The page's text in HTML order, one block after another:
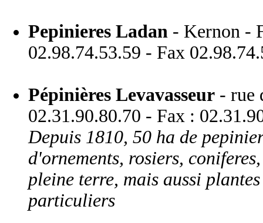
Pepinieres Ladan - Kernon -
02.98.74.53.59 - Fax
Pépinières Levavasseur - rue
02.31.90.80.70 - Fax :
Depuis 1810, 50 ha de
d'ornements, rosiers,
pleine terre, mais aussi
particuliers